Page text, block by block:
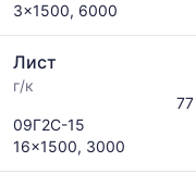
3x1500, 6000
Лист
г/к
09Г2С-15
16x1500, 3000